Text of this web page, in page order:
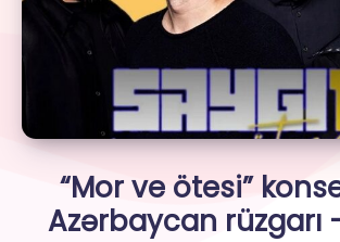
“Mor ve ötesi”
Azərbaycan rüzgarı